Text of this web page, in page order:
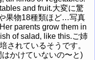
and fruit.大変に驚
果物18種類ほど…写真
parents grow them in
of salad, like this.ご姉
されているそうです。
かけていないの〜と)